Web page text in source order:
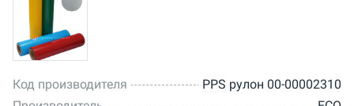
Код производителя
PPS рулон 00-00002310